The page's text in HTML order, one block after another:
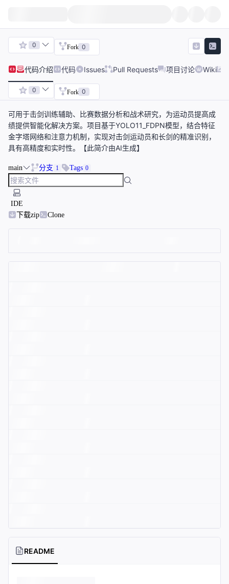
0 Fork 0
代码介绍 代码 Issues Pull Requests 项目讨论 Wiki
0 Fork 0
可用于击剑训练辅助、比赛数据分析和战术研究，为运动员提高成
绩提供智能化解决方案。项目基于YOLO11_FDPN模型，结合特征
金字塔网络和注意力机制，实现对击剑运动员和长剑的精准识别，
具有高精度和实时性。【此简介由AI生成】
main 分支 1 Tags 0
IDE
下载zip
Clone
README